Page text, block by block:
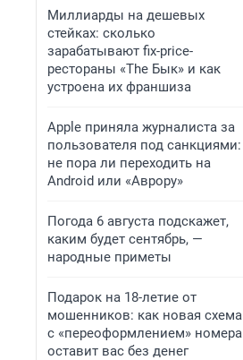
Миллиарды на дешевых
стейках: сколько
зарабатывают fix-price-
рестораны «The Бык» и как
устроена их франшиза
Apple приняла журналиста за
пользователя под санкциями:
не пора ли переходить на
Android или «Аврору»
Погода 6 августа подскажет,
каким будет сентябрь, —
народные приметы
Подарок на 18-летие от
мошенников: как новая схема
с «переоформлением» номера
оставит вас без денег